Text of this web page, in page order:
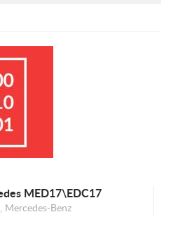
MED17\EDC17
Mercedes-Benz